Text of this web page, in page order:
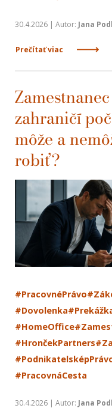
30.4.2026 | Autor: Jana
Prečítať viac
zahraničí
môže a
robiť?
#PracovnéPrávo
#Dovolenka
#HomeOffice
#HrončekPartners
#PracovnáCesta
30.4.2026 | Autor: Jana